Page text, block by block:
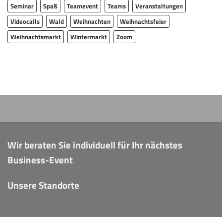
Seminar
Spaß Teamevent Teams
Veranstaltungen
Videocalls
Wald Weihnachten
Weihnachtsfeier
Weihnachtsmarkt
Wintermarkt Zoom
Wir beraten Sie individuell für Ihr nächstes
Business-Event
Unsere Standorte